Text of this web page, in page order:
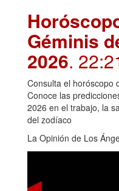
Géminis
2026.
Consulta el horóscopo
Conoce las
2026 en el trabajo, la
del zodíaco
La Opinión de Los